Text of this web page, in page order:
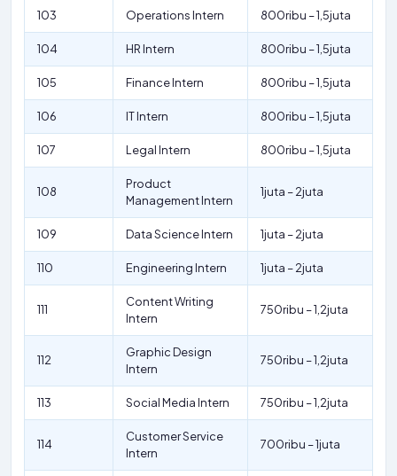
103 Operations Intern 800ribu – 1,5juta
104 HR Intern 800ribu – 1,5juta
105 Finance Intern 800ribu – 1,5juta
106 IT Intern 800ribu – 1,5juta
107 Legal Intern 800ribu – 1,5juta
108
Product
Management Intern
1juta – 2juta
109 Data Science Intern 1juta – 2juta
110 Engineering Intern 1juta – 2juta
111
Content Writing
Intern
750ribu – 1,2juta
112
Graphic Design
Intern
750ribu – 1,2juta
113 Social Media Intern 750ribu – 1,2juta
114
Customer Service
Intern
700ribu – 1juta